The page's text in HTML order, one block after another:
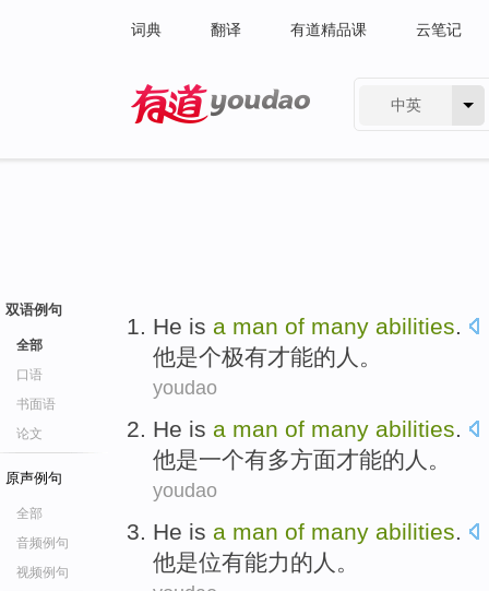
词典 翻译 有道精品课 云笔记
中英
双语例句
全部
口语
书面语
论文
原声例句
全部
音频例句
视频例句
He is a man of many abilities.
他是个极有才能的 人 。
youdao
He is a man of many abilities.
他是一个有多方面才能的 人 。
youdao
He is a man of many abilities
他是位有能力的 人。